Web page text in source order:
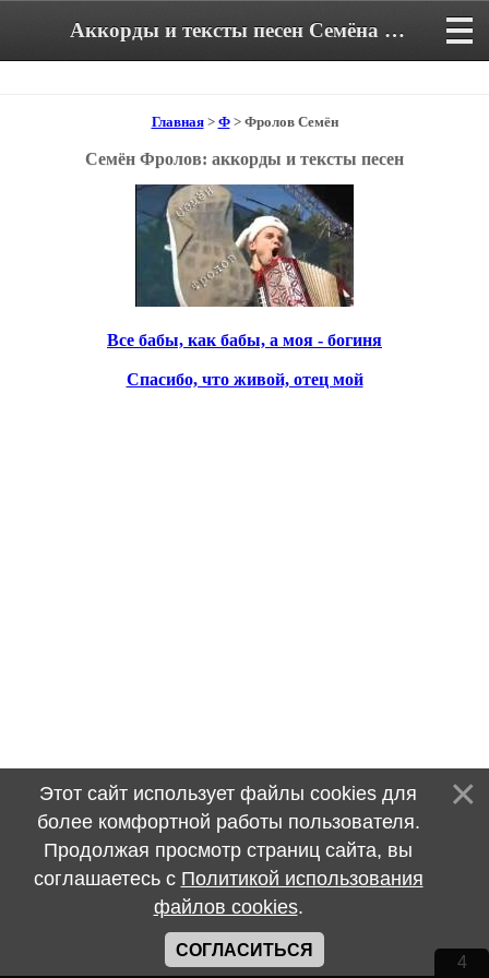
Аккорды и тексты песен Семёна Фролова
Главная> Ф> Фролов Семён
Семён Фролов: аккорды и тексты песен
Все бабы, как бабы, а моя - богиня
Спасибо, что живой, отец мой
Этот сайт использует файлы cookies для
более комфортной работы пользователя.
Продолжая просмотр страниц сайта, вы
соглашаетесь с Политикой использования
файлов cookies.
СОГЛАСИТЬСЯ
4